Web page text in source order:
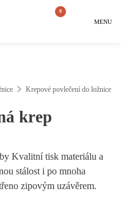
0
MENU
Krepové povlečení do ložnice
krep
Kvalitní tisk materiálu a
stálost i po mnoha
zipovým uzávěrem.